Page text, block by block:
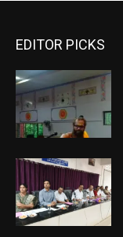
EDITOR PICKS